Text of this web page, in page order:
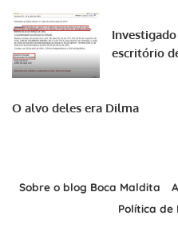
escritório
O alvo deles era Dilma
Sobre o blog Boca Maldita
Política de